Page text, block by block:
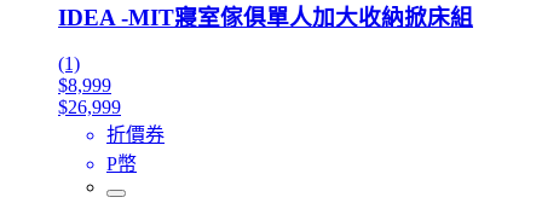
IDEA -MIT寢室傢俱單人加大收納掀床組
(1)
$8,999
$26,999
折價券
P幣